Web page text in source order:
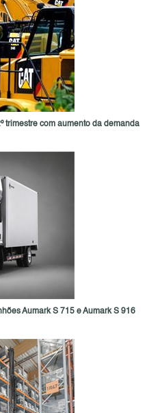
trimestre com aumento da demanda
Aumark S 715 e Aumark S 916